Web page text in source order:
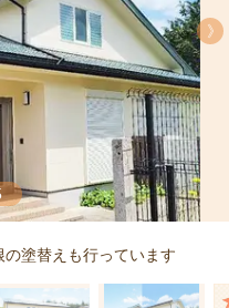
《
の塗替えも行っています